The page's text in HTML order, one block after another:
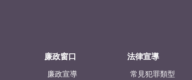
廉政窗口
廉政宣導
法律宣導
常見犯罪類型